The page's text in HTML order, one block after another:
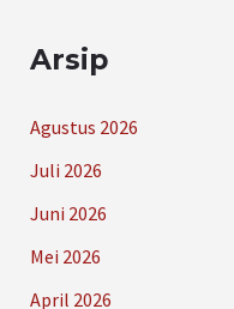
Arsip
Agustus 2026
Juli 2026
Juni 2026
Mei 2026
April 2026